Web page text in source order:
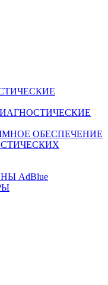
ОБЕСПЕЧЕНИЕ
АdBlue